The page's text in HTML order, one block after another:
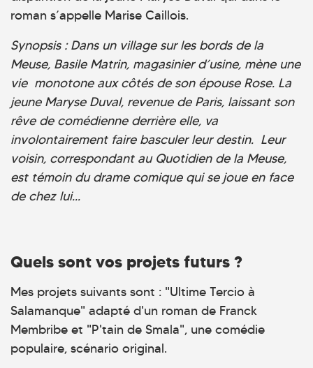
roman s’appelle Marise Caillois.
Synopsis :Dans un village sur les bords de la
Meuse, Basile Matrin, magasinier d’usine, mène une
vie monotone aux côtés de son épouse Rose. La
jeune Maryse Duval, revenue de Paris, laissant son
rêve de comédienne derrière elle, va
involontairement faire basculer leur destin. Leur
voisin, correspondant au Quotidien de la Meuse,
est témoin du drame comique qui se joue en face
de chez lui...
Quels sont vos projets futurs ?
Mes projets suivants sont : "Ultime Tercio à
Salamanque" adapté d'un roman de Franck
Membribe et "P'tain de Smala", une comédie
populaire, scénario original.